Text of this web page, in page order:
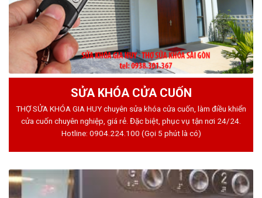
SỬA KHÓA CỬA CUỐN
THỢ SỬA KHÓA GIA HUY chuyên sửa khóa cửa cuốn, làm điều khiển
cửa cuốn chuyên nghiệp, giá rẻ. Đặc biệt, phục vụ tận nơi 24/24.
Hotline: 0904.224.100 (Gọi 5 phút là có)